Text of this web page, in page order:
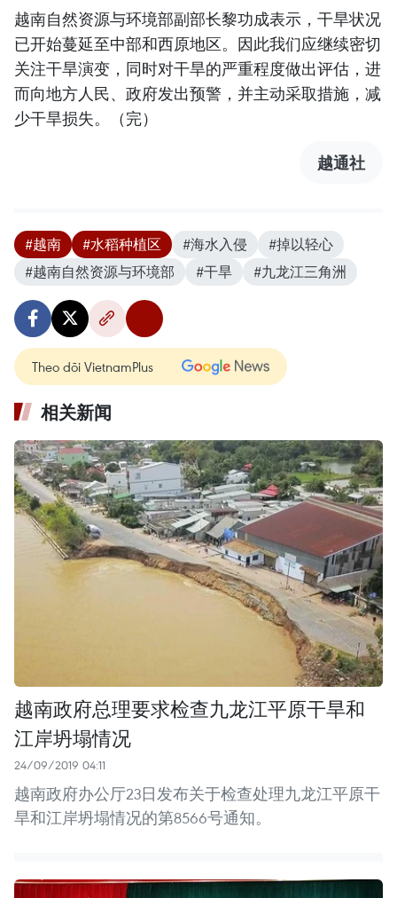
越南自然资源与环境部副部长黎功成表示，干旱状况
已开始蔓延至中部和西原地区。因此我们应继续密切
关注干旱演变，同时对干旱的严重程度做出评估，进
而向地方人民、政府发出预警，并主动采取措施，减
少干旱损失。（完）
越通社
#越南 #水稻种植区 #海水入侵
#掉以轻心
#越南自然资源与环境部
#干旱 #九龙江三角洲
Theo dõi VietnamPlus
相关新闻
越南政府总理要求检查九龙江平原干旱和
江岸坍塌情况
24/09/2019 04:11
越南政府办公厅23日发布关于检查处理九龙江平原干
旱和江岸坍塌情况的第8566号通知。